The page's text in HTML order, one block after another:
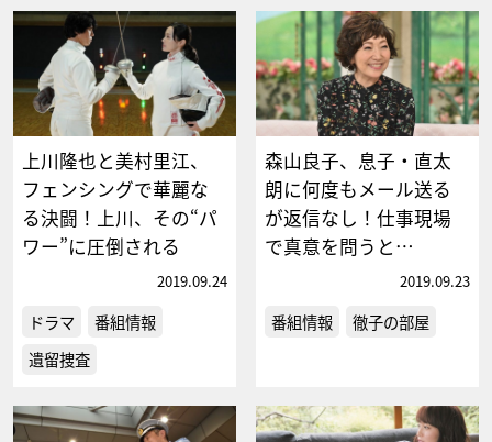
上川隆也と美村里江、
フェンシングで華麗な
る決闘！上川、その“パ
ワー”に圧倒される
2019.09.24
ドラマ
番組情報
遺留捜査
森山良子、息子・直太
朗に何度もメール送る
が返信なし！仕事現場
で真意を問うと…
2019.09.23
番組情報 徹子の部屋